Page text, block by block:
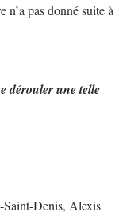
n’a pas donné suite à
dérouler une telle
Denis, Alexis